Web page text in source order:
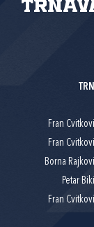
Fran
Fran
Borna
Petar
Fran